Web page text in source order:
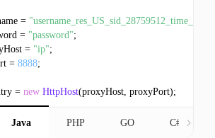
= "username_res_US_sid_28759512_time_10"
= "password";
= "ip";
=
8888;
= new HttpHost(proxyHost, proxyPort);
= Executor
username, password)
Java PHP GO C#